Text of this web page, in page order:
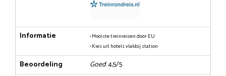
Informatie
• Mooiste treinreizen door EU
• Kies uit hotels vlakbij station
Beoordeling Goed: 4,5/5